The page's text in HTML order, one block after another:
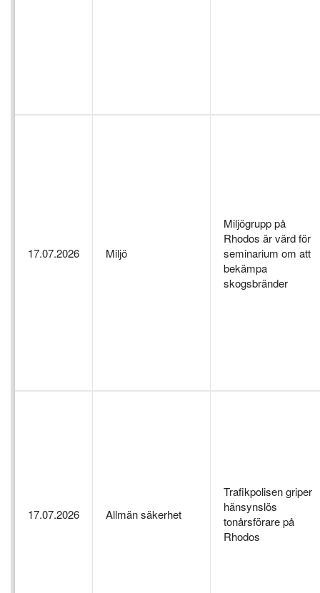
17.07.2026 Miljö
Miljögrupp på
Rhodos är värd för
seminarium om att
bekämpa
skogsbränder
17.07.2026 Allmän säkerhet
Trafikpolisen griper
hänsynslös
tonårsförare på
Rhodos